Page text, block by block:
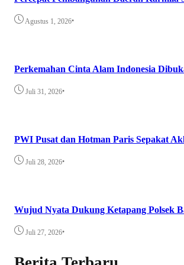
Agustus 1, 2026•
Perkemahan Cinta Alam Indonesia
Juli 31, 2026•
PWI Pusat dan Hotman Paris Sepakat
Juli 28, 2026•
Wujud Nyata Dukung Ketapang Polsek
Juli 27, 2026•